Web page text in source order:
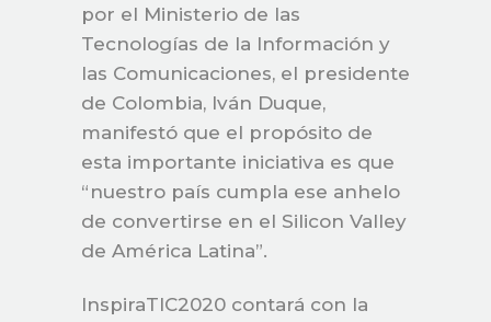
por el Ministerio de las
Tecnologías de la Información y
las Comunicaciones, el presidente
de Colombia, Iván Duque,
manifestó que el propósito de
esta importante iniciativa es que
“nuestro país cumpla ese anhelo
de convertirse en el Silicon Valley
de América Latina”.
InspiraTIC2020 contará con la